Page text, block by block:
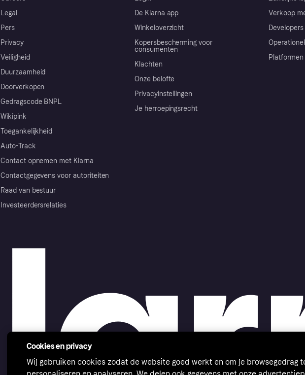
Legal
Pers
Privacy
Veiligheid
Duurzaamheid
Doorverkopen
Gedragscode BNPL
Wikipink
Toegankelijkheid
Auto-Track
Contact opnemen met Klarna
Contactgegevens voor autoriteiten
Raad van bestuur
Investeerdersrelaties
De Klarna app
Winkeloverzicht
Kopersbescherming voor
consumenten
Klachten
Onze belofte
Privacyinstellingen
Je herroepingsrecht
Verkoop
Developers
Cookies en privacy
Wij gebruiken cookies zodat de website goed werkt en om je browsegedrag